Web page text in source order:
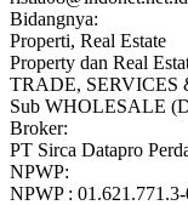
Bidangnya:
Properti, Real Estate
Property dan Real
TRADE,
Sub WHOLESALE
Broker:
PT Sirca Datapro
NPWP:
NPWP :